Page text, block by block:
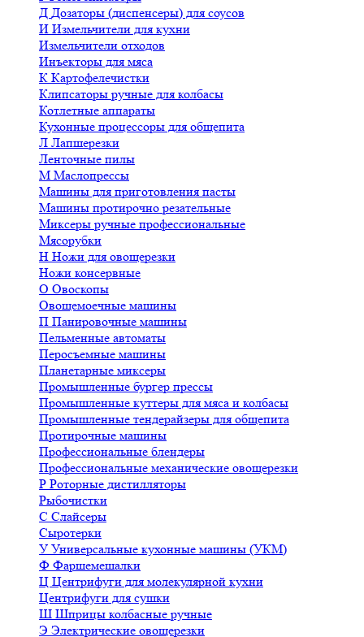
Д Дозаторы (диспенсеры) для соусов
И Измельчители для кухни
Измельчители отходов
Инъекторы для мяса
К Картофелечистки
Клипсаторы ручные для колбасы
Котлетные аппараты
Кухонные процессоры для общепита
Л Лапшерезки
Ленточные пилы
М Маслопрессы
Машины для приготовления пасты
Машины протирочно резательные
Миксеры ручные профессиональные
Мясорубки
Н Ножи для овощерезки
Ножи консервные
О Овоскопы
Овощемоечные машины
П Панировочные машины
Пельменные автоматы
Перосъемные машины
Планетарные миксеры
Промышленные бургер прессы
Промышленные куттеры для мяса и колбасы
Промышленные тендерайзеры для общепита
Протирочные машины
Профессиональные блендеры
Профессиональные механические овощерезки
Р Роторные дистилляторы
Рыбочистки
С Слайсеры
Сыротерки
У Универсальные кухонные машины (УКМ)
Ф Фаршемешалки
Ц Центрифуги для молекулярной кухни
Центрифуги для сушки
Ш Шприцы колбасные ручные
Э Электрические овощерезки